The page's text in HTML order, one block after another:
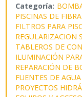
Categoría:
PISCINAS DE
FILTROS PARA
REGULARIZACION
TABLEROS DE
ILUMINACIÓN
REPARACIÓN DE
FUENTES DE
PROYECTOS